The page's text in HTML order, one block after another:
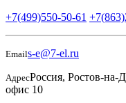
+7(499)550-50-61
Emails-e@7-el.ru
АдресРоссия, Ростов-на-
офис 10